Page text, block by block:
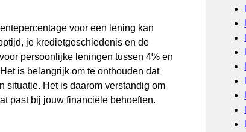
voor een lening kan
je kredietgeschiedenis en de
persoonlijke leningen tussen 4% en
is belangrijk om te onthouden dat
situatie. Het is daarom verstandig om
past bij jouw financiële behoeften.